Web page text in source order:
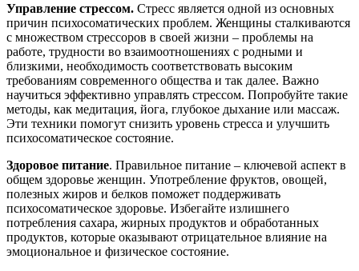
Управление стрессом. Стресс является одной из основных
причин психосоматических проблем. Женщины сталкиваются
с множеством стрессоров в своей жизни – проблемы на
работе, трудности во взаимоотношениях с родными и
близкими, необходимость соответствовать высоким
требованиям современного общества и так далее. Важно
научиться эффективно управлять стрессом. Попробуйте такие
методы, как медитация, йога, глубокое дыхание или массаж.
Эти техники помогут снизить уровень стресса и улучшить
психосоматическое состояние.
Здоровое питание. Правильное питание – ключевой аспект в
общем здоровье женщин. Употребление фруктов, овощей,
полезных жиров и белков поможет поддерживать
психосоматическое здоровье. Избегайте излишнего
потребления сахара, жирных продуктов и обработанных
продуктов, которые оказывают отрицательное влияние на
эмоциональное и физическое состояние.